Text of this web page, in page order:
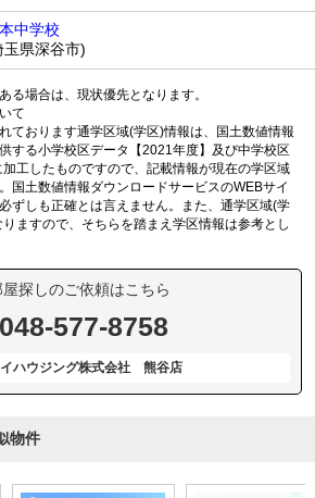
中学校
玉県深谷市)
る場合は、現状優先となります。
て
ております通学区域(学区)情報は、国土数値情報
する小学校区データ【2021年度】及び中学校区
工したものですので、記載情報が現在の学区域
国土数値情報ダウンロードサービスのWEBサイ
ずしも正確とは言えません。また、通学区域(学
ますので、そちらを踏まえ学区情報は参考とし
屋探しのご依頼はこちら
048-577-8758
イハウジング株式会社 熊谷店
物件